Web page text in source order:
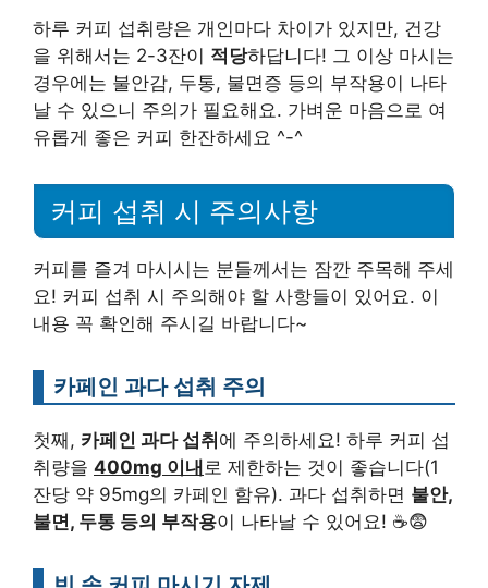
하루 커피 섭취량은 개인마다 차이가 있지만, 건강
을 위해서는 2-3잔이 적당하답니다! 그 이상 마시는
경우에는 불안감, 두통, 불면증 등의 부작용이 나타
날 수 있으니 주의가 필요해요. 가벼운 마음으로 여
유롭게 좋은 커피 한잔하세요 ^-^
커피 섭취 시 주의사항
커피를 즐겨 마시시는 분들께서는 잠깐 주목해 주세
요! 커피 섭취 시 주의해야 할 사항들이 있어요. 이
내용 꼭 확인해 주시길 바랍니다~
카페인 과다 섭취 주의
첫째, 카페인 과다 섭취 에 주의하세요! 하루 커피 섭
취량을 400mg 이내 로 제한하는 것이 좋습니다(1
잔당 약 95mg의 카페인 함유). 과다 섭취하면 불안,
불면, 두통 등의 부작용이 나타날 수 있어요! ☕😨